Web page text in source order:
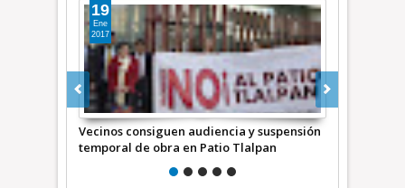
INVEA continúa violando autorizaciones de
SEDUVI y sentencias de los tribunales
11
Jul
2018